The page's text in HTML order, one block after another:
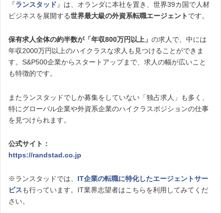
『ランスタッド 』は、オランダに本社を置き、世界39カ国で人材
ビジネスを展開する世界最大級の外資系転職エージェントです。
保有求人全体の約半数が「年収800万円以上」 の求人で、中には
年収2000万円以上のハイクラスな求人も見つけることができま
す。S&P500企業からスタートアップまで、求人の幅が広いこと
も特徴的です。
またランスタッドでしか募集をしていない「独占求人」も多く、
特にグローバル企業や外資系企業のハイクラスポジションの仕事
を見つけられます。
公式サイト：
https://randstad.co.jp
※ランスタッドでは、 IT企業の転職に特化したエージェントサー
ビスも行っています。IT業界志望者はこちらを利用してみてくだ
さい。